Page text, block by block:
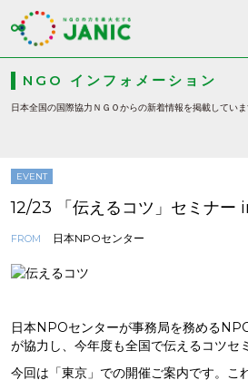
NGO インフォメーション
日本全国の国際協力ＮＧＯからの新着情報を掲載していま
EVENT
12/23 「伝えるコツ」セミナー
FROM 日本NPOセンター
日本NPOセンターが事務局を務める
が協力し、今年度も全国で伝えるコツセ
今回は「東京」での開催ご案内です。こ